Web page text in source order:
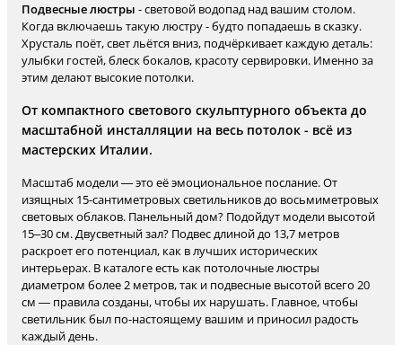
Подвесные люстры - световой водопад над вашим столом.
Когда включаешь такую люстру - будто попадаешь в сказку.
Хрусталь поёт, свет льётся вниз, подчёркивает каждую деталь:
улыбки гостей, блеск бокалов, красоту сервировки. Именно за
этим делают высокие потолки.
От компактного светового скульптурного объекта до
масштабной инсталляции на весь потолок - всё из
мастерских Италии.
Масштаб модели — это её эмоциональное послание. От
изящных 15-сантиметровых светильников до восьмиметровых
световых облаков. Панельный дом? Подойдут модели высотой
15–30 см. Двусветный зал? Подвес длиной до 13,7 метров
раскроет его потенциал, как в лучших исторических
интерьерах. В каталоге есть как потолочные люстры
диаметром более 2 метров, так и подвесные высотой всего 20
см — правила созданы, чтобы их нарушать. Главное, чтобы
светильник был по-настоящему вашим и приносил радость
каждый день.